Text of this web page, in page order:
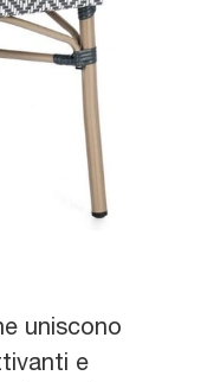
uniscono
e